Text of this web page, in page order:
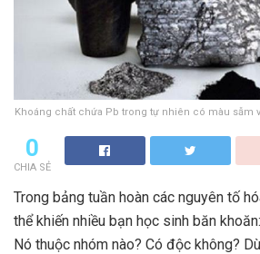
Khoáng chất chứa Pb trong tự nhiên có màu sẫm
0
CHIA SẺ
Trong bảng tuần hoàn các nguyên tố
thể khiến nhiều bạn học sinh băn
Nó thuộc nhóm nào? Có độc không?